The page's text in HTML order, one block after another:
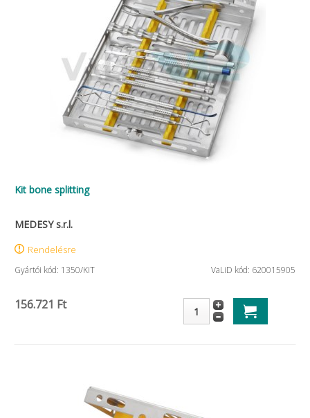
Kit bone splitting
MEDESY s.r.l.
Rendelésre
Gyártói kód: 1350/KIT VaLiD kód: 620015905
156.721 Ft